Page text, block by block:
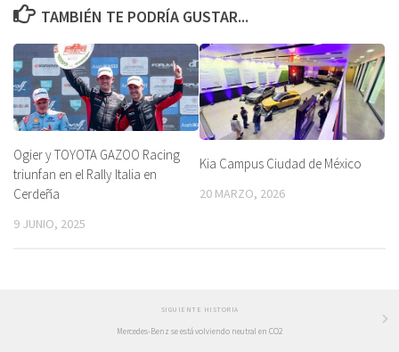
TAMBIÉN TE PODRÍA GUSTAR...
Ogier y TOYOTA GAZOO Racing
triunfan en el Rally Italia en
Cerdeña
9 JUNIO, 2025
Kia Campus Ciudad de México
20 MARZO, 2026
SIGUIENTE HISTORIA
Mercedes-Benz se está volviendo neutral en CO2